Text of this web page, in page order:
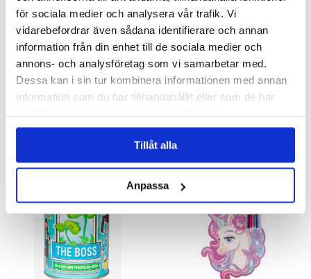
för sociala medier och analysera vår trafik. Vi
vidarebefordrar även sådana identifierare och annan
information från din enhet till de sociala medier och
annons- och analysföretag som vi samarbetar med.
Dessa kan i sin tur kombinera informationen med annan
information som du har tillhandahållit eller som de har
Tillåt alla
Anpassa
Magiskt regnbågsslime Unicorn
- 34%